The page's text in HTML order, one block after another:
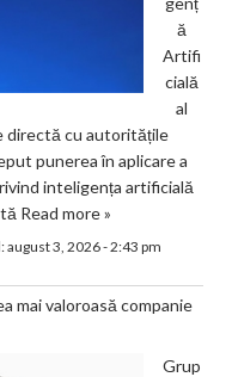
ă
Artifi
cială
al
directă cu autoritățile
punerea în aplicare a
inteligența artificială
Read more »
august 3, 2026 - 2:43 pm
mai valoroasă companie
Grup